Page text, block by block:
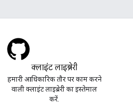
क्लाइंट लाइब्रेरी
हमारी आधिकारिक तौर पर काम करने
वाली क्लाइंट लाइब्रेरी का इस्तेमाल
करें.